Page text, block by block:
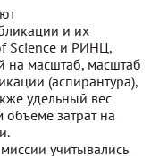
и их
Science и РИНЦ,
на масштаб, масштаб
(аспирантура),
удельный вес
затрат на
учитывались